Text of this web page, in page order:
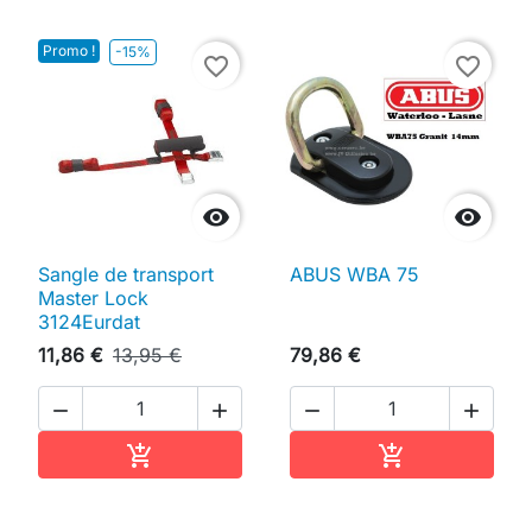
Promo ! -15%

favorite_border
Sangle de transport
Master Lock
3124Eurdat
11,86 € 13,95 €
 


favorite_border
ABUS WBA 75
79,86 €
 
